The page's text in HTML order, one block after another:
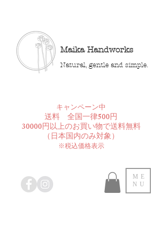
Maika Handworks
Natural, gentle and simple.
​キャンペーン中
送料 全国一律500円
30000円以上のお買い物で送料無料
​（日本国内のみ対象）
※税込価格表示
ME
NU